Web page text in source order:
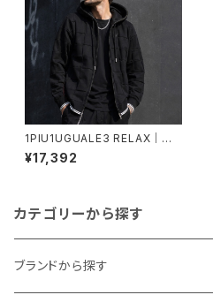
1PIU1UGUALE3 RELAX｜吸
汗速乾ブロックニットジップアッ
プフーディー｜伸縮性 ストレス
0 ブラック
¥17,392
カテゴリーから探す
ブランドから探す